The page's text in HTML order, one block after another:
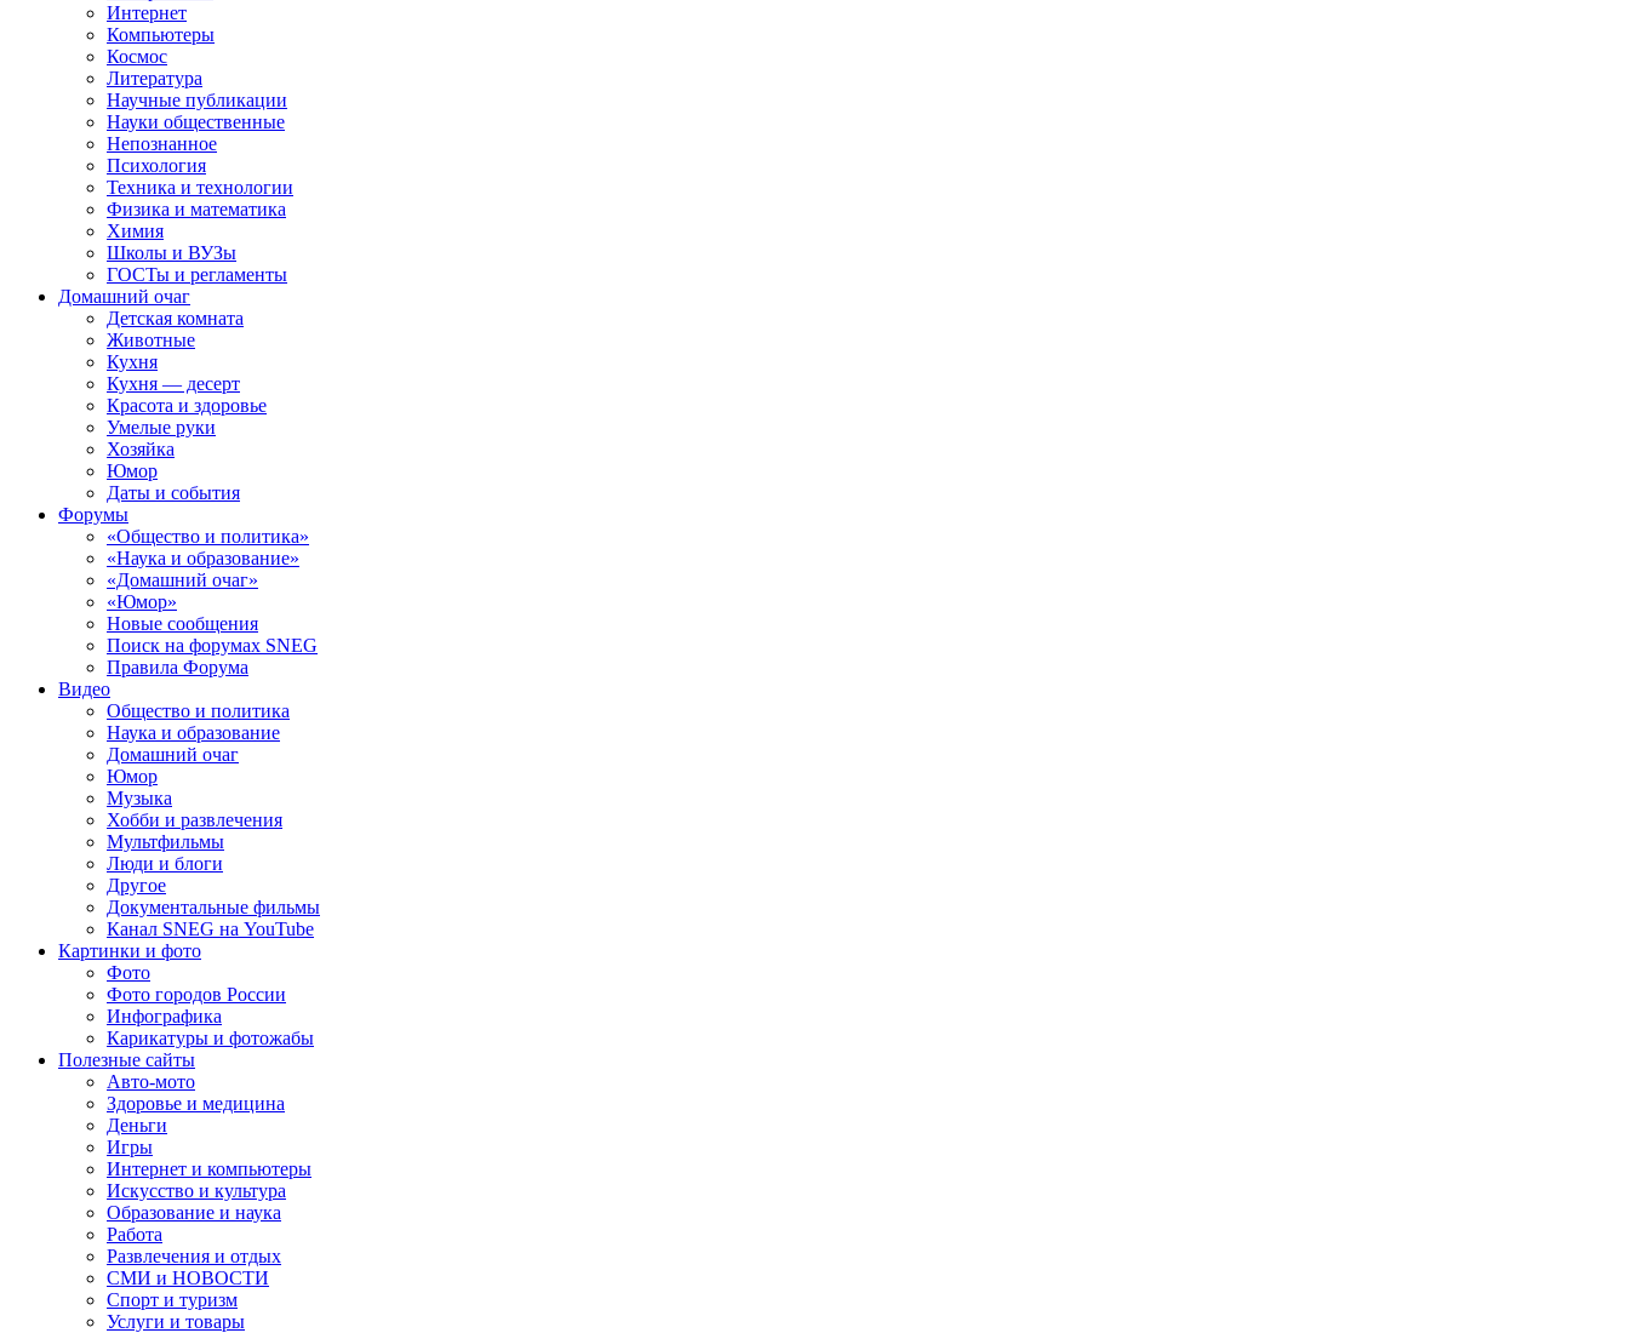
Интернет
Компьютеры
Космос
Литература
Научные публикации
Науки общественные
Непознанное
Психология
Техника и технологии
Физика и математика
Химия
Школы и ВУЗы
ГОСТы и регламенты
Домашний очаг
Детская комната
Животные
Кухня
Кухня — десерт
Красота и здоровье
Умелые руки
Хозяйка
Юмор
Даты и события
Форумы
«Общество и политика»
«Наука и образование»
«Домашний очаг»
«Юмор»
Новые сообщения
Поиск на форумах SNEG
Правила Форума
Видео
Общество и политика
Наука и образование
Домашний очаг
Юмор
Музыка
Хобби и развлечения
Мультфильмы
Люди и блоги
Другое
Документальные фильмы
Канал SNEG на YouTube
Картинки и фото
Фото
Фото городов России
Инфографика
Карикатуры и фотожабы
Полезные сайты
Авто-мото
Здоровье и медицина
Деньги
Игры
Интернет и компьютеры
Искусство и культура
Образование и наука
Работа
Развлечения и отдых
СМИ и НОВОСТИ
Спорт и туризм
Услуги и товары